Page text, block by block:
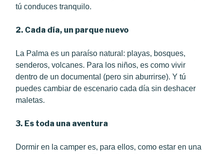
tú conduces tranquilo.
2. Cada día, un parque nuevo
La Palma es un paraíso natural: playas, bosques,
senderos, volcanes. Para los niños, es como vivir
dentro de un documental (pero sin aburrirse). Y tú
puedes cambiar de escenario cada día sin deshacer
maletas.
3. Es toda una aventura
Dormir en la camper es, para ellos, como estar en una